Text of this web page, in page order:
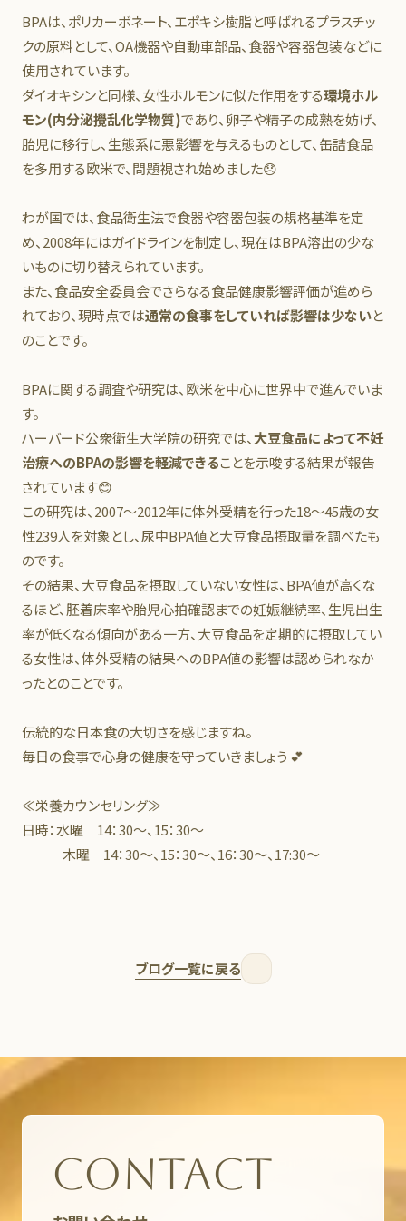
BPAは、ポリカーボネート、エポキシ樹脂と呼ばれるプラスチッ
クの原料として、OA機器や自動車部品、食器や容器包装などに
使用されています。
ダイオキシンと同様、女性ホルモンに似た作用をする環境ホル
モン(内分泌攪乱化学物質)であり、卵子や精子の成熟を妨げ、
胎児に移行し、生態系に悪影響を与えるものとして、缶詰食品
を多用する欧米で、問題視され始めました😞
わが国では、食品衛生法で食器や容器包装の規格基準を定
め、2008年にはガイドラインを制定し、現在はBPA溶出の少な
いものに切り替えられています。
また、食品安全委員会でさらなる食品健康影響評価が進めら
れており、現時点では通常の食事をしていれば影響は少ないと
のことです。
BPAに関する調査や研究は、欧米を中心に世界中で進んでいま
す。
ハーバード公衆衛生大学院の研究では、大豆食品によって不妊
治療へのBPAの影響を軽減できることを示唆する結果が報告
されています😊
この研究は、2007～2012年に体外受精を行った18～45歳の女
性239人を対象とし、尿中BPA値と大豆食品摂取量を調べたも
のです。
その結果、大豆食品を摂取していない女性は、BPA値が高くな
るほど、胚着床率や胎児心拍確認までの妊娠継続率、生児出生
率が低くなる傾向がある一方、大豆食品を定期的に摂取してい
る女性は、体外受精の結果へのBPA値の影響は認められなか
ったとのことです。
伝統的な日本食の大切さを感じますね。
毎日の食事で心身の健康を守っていきましょう 💕
≪栄養カウンセリング≫
日時：水曜 14：30～、15：30～
木曜 14：30～、15：30～、16：30～、17:30～
ブログ一覧に戻る
CONTACT